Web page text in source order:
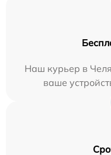
Наш курьер в
ваше